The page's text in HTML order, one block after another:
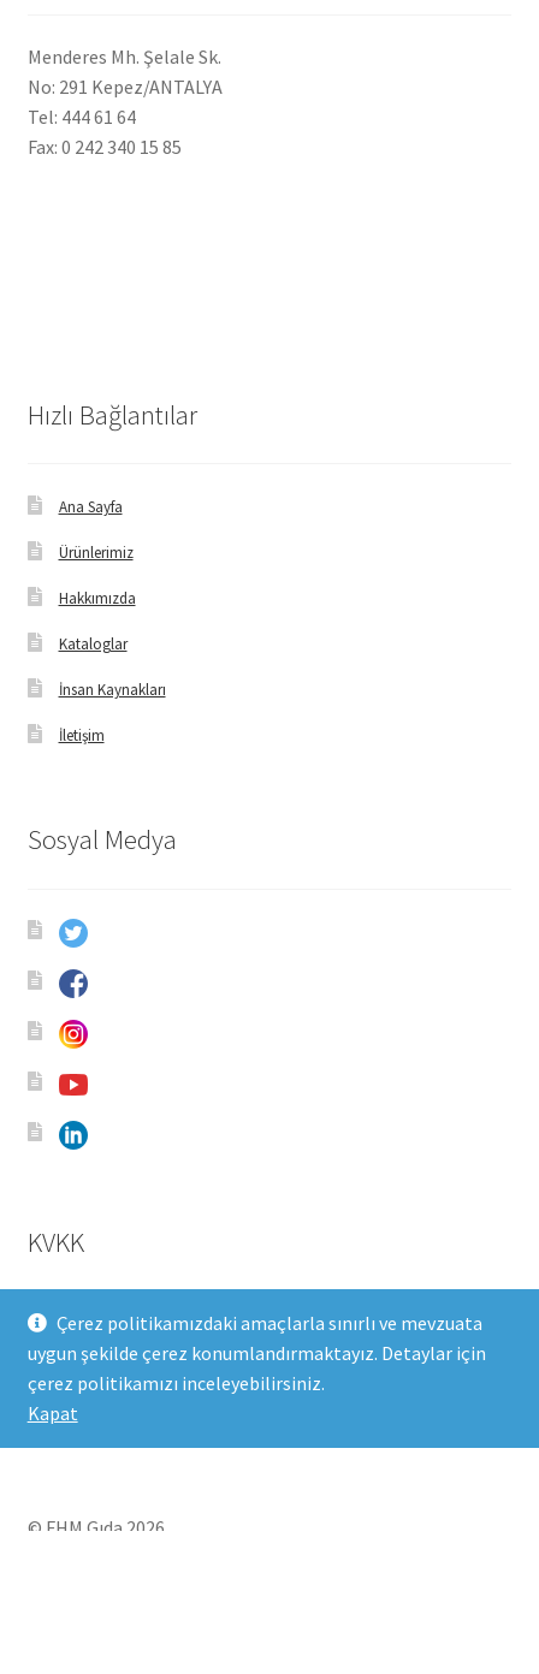
Çerez politikamızdaki amaçlarla sınırlı ve mevzuata
uygun şekilde çerez konumlandırmaktayız. Detaylar için
çerez politikamızı inceleyebilirsiniz.
Kapat
Menderes Mh. Şelale Sk.
No: 291 Kepez/ANTALYA
Tel: 444 61 64
Fax: 0 242 340 15 85
Hızlı Bağlantılar
Ana Sayfa
Ürünlerimiz
Hakkımızda
Kataloglar
İnsan Kaynakları
İletişim
Sosyal Medya
KVKK
Aydınlatma Metni
Çerez Politikası
© FHM Gıda 2026